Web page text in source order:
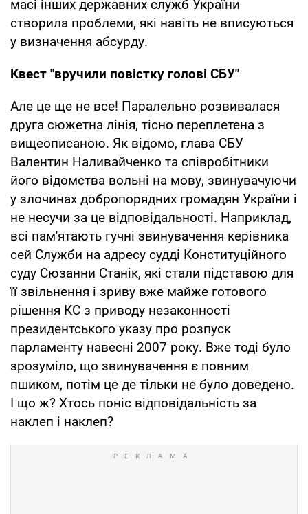
масі інших державних служб України
створила проблеми, які навіть не вписуються
у визначення абсурду.
Квест "вручили повістку голові СБУ"
Але це ще не все! Паралельно розвивалася
друга сюжетна лінія, тісно переплетена з
вищеописаною. Як відомо, глава СБУ
Валентин Наливайченко та співробітники
його відомства вольні на мову, звинувачуючи
у злочинах добропорядних громадян України і
не несучи за це відповідальності. Наприклад,
всі пам'ятають гучні звинувачення керівника
сей Служби на адресу судді Конституційного
суду Сюзанни Станік, які стали підставою для
її звільнення і зриву вже майже готового
рішення КС з приводу незаконності
президентського указу про розпуск
парламенту навесні 2007 року. Вже тоді було
зрозуміло, що звинувачення є повним
пшиком, потім це де тільки не було доведено.
І що ж? Хтось поніс відповідальність за
наклеп і наклеп?